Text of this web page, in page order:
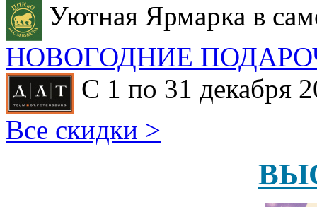
Уютная Ярмарка в
НОВОГОДНИЕ
С 1 по 31 декабря
Все скидки >